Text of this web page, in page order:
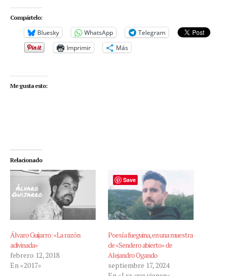
Compártelo:
Bluesky WhatsApp
Telegram
Imprimir
Más
Me gusta esto:
Relacionado
Álvaro Guijarro: «La razón
adivinada»
febrero 12, 2018
En «2017»
Poesía fueguina, en una muestra
de «Sendero abierto» de
Alejandro Ogando
septiembre 17, 2024
Save